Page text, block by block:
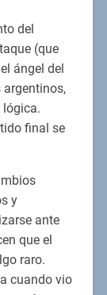
del
(que
ángel del
argentinos,
lógica.
final se
y
ante
que el
raro.
cuando vio